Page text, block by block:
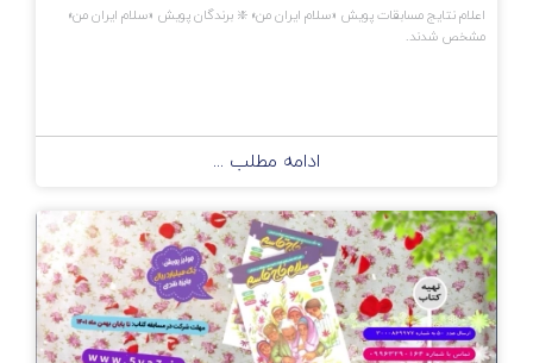
اعلام نتایج مسابقات پویش «سلام ایران من» ❇️ برندگان پویش «سلام ایران من»
مشخص شدند.
ادامه مطلب ...